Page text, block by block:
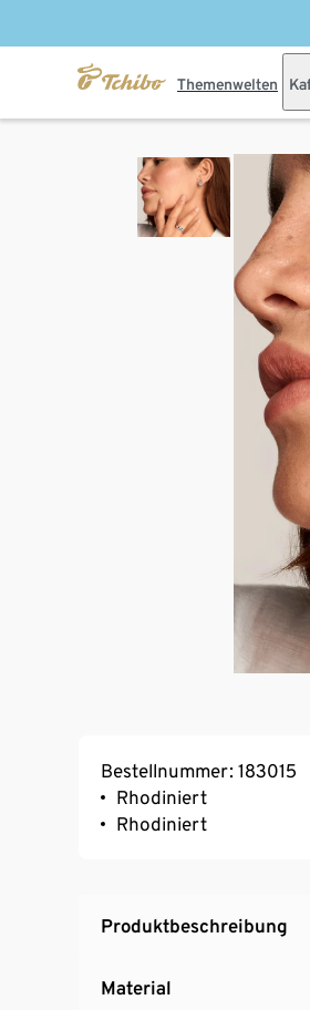
Themenwelten
Bestellnummer: 183015
Rhodiniert
Rhodiniert
Produktbeschreibung
Material